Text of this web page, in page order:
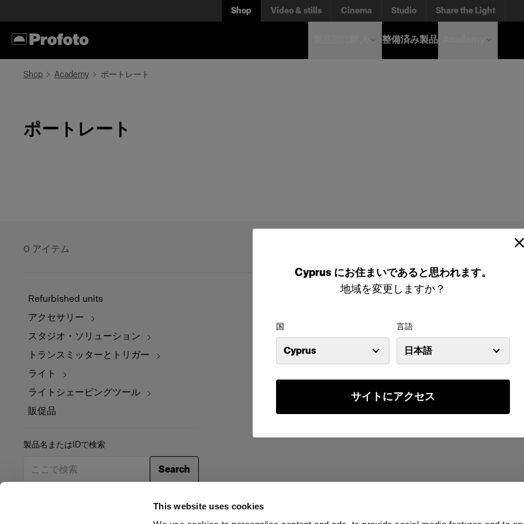
This website uses cookies
Cyprus にお住まいであると思われます。
地域を変更しますか？
国
Cyprus
言語
日本語
サイトにアクセス
Shop Video & stills Cinema Studio Share the Light
整備済み製品
Shop Academy ポートレート
ポートレート
0 アイテム
Refurbished units
アクセサリー
スタジオ・ソリューション
トランスミッターとトリガー
ライト
ライトシェーピングツール
販促品
製品名またはIDで検索
Search